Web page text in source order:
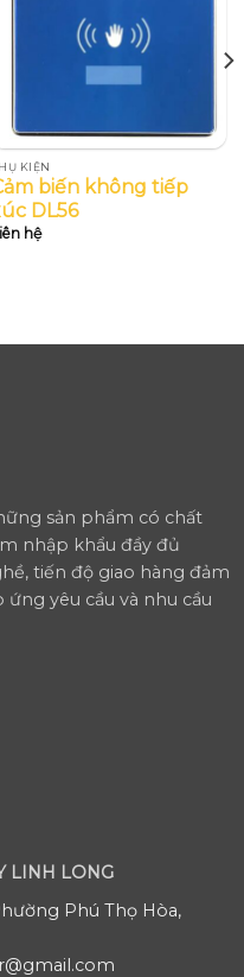
KIỆN
biến không tiếp
DL56
hệ
sản phẩm có chất
nhập khẩu đầy đủ
tiến độ giao hàng đảm
yêu cầu và nhu cầu
LINH LONG
Phú Thọ Hòa,